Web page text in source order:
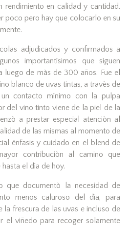
rendimiento en calidad y cantidad.
poco pero hay que colocarlo en su
adjudicados y confirmados a
importantìsimos que siguen
luego de màs de 300 años. Fue el
blanco de uvas tintas, a travès de
contacto mìnimo con la pulpa
del vino tinto viene de la piel de la
a prestar especial atenciòn al
de las mismas al momento de
ènfasis y cuidado en el blend de
contribuciòn al camino que
el dìa de hoy.
que documentò la necesidad de
menos caluroso del dìa, para
la frescura de las uvas e incluso de
el viñedo para recoger solamente